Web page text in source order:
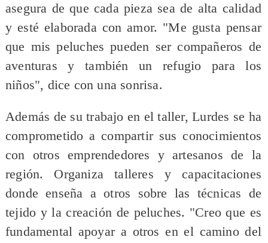
asegura de que cada pieza sea de alta calidad
y esté elaborada con amor. "Me gusta pensar
que mis peluches pueden ser compañeros de
aventuras y también un refugio para los
niños", dice con una sonrisa.
Además de su trabajo en el taller, Lurdes se ha
comprometido a compartir sus conocimientos
con otros emprendedores y artesanos de la
región. Organiza talleres y capacitaciones
donde enseña a otros sobre las técnicas de
tejido y la creación de peluches. "Creo que es
fundamental apoyar a otros en el camino del